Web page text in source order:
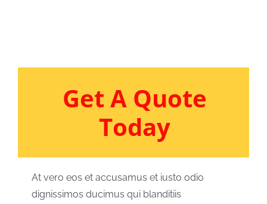
Get A Quote
Today
At vero eos et accusamus et iusto odio
dignissimos ducimus qui blanditiis